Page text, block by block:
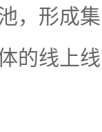
，形成
的线上